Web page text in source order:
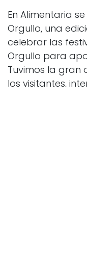
En Alimentaria
Orgullo, una
celebrar las
Orgullo para
Tuvimos la
los visitantes,